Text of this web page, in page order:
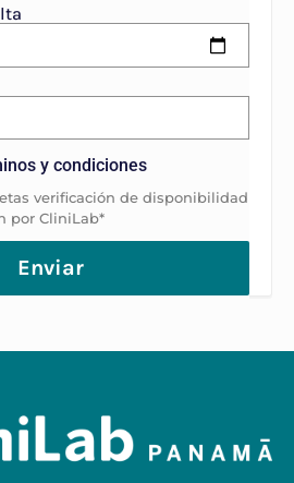
y condiciones
verificación de disponibilidad
por CliniLab*
Enviar